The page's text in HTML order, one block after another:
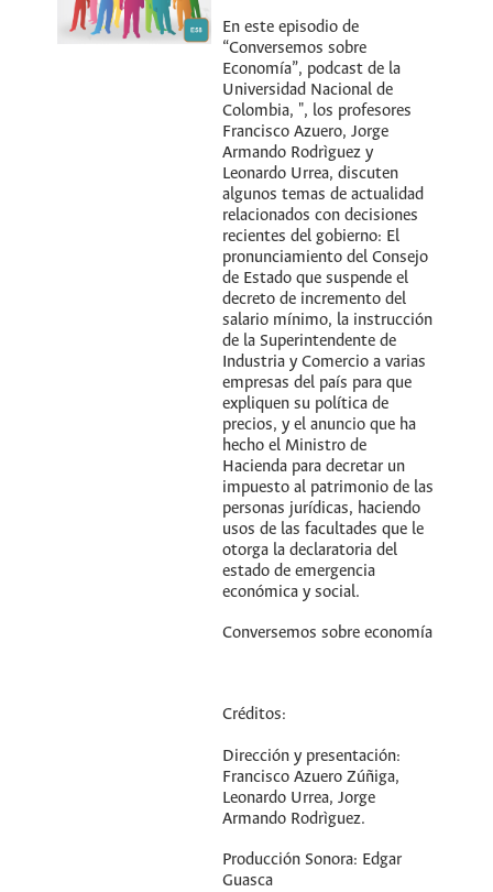
En este episodio de
“Conversemos sobre
Economía”, podcast de la
Universidad Nacional de
Colombia, ", los profesores
Francisco Azuero, Jorge
Armando Rodrìguez y
Leonardo Urrea, discuten
algunos temas de actualidad
relacionados con decisiones
recientes del gobierno: El
pronunciamiento del Consejo
de Estado que suspende el
decreto de incremento del
salario mínimo, la instrucción
de la Superintendente de
Industria y Comercio a varias
empresas del país para que
expliquen su política de
precios, y el anuncio que ha
hecho el Ministro de
Hacienda para decretar un
impuesto al patrimonio de las
personas jurídicas, haciendo
usos de las facultades que le
otorga la declaratoria del
estado de emergencia
económica y social.
Conversemos sobre economía
Créditos:
Dirección y presentación:
Francisco Azuero Zúñiga,
Leonardo Urrea, Jorge
Armando Rodrìguez.
Producción Sonora: Edgar
Guasca